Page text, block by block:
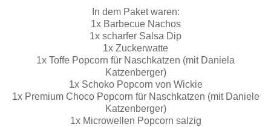
In dem Paket waren:
1x Barbecue Nachos
1x scharfer Salsa Dip
1x Zuckerwatte
1x Toffe Popcorn für Naschkatzen (mit Daniela
Katzenberger)
1x Schoko Popcorn von Wickie
1x Premium Choco Popcorn für Naschkatzen (mit Daniele
Katzenberger)
1x Microwellen Popcorn salzig